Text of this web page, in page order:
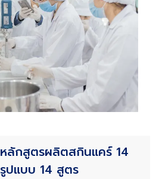
หลักสูตรผลิตสกินแคร์ 14
รูปแบบ 14 สูตร